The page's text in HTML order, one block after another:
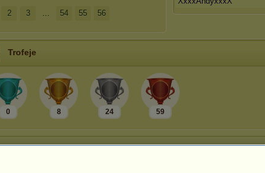
2 3 ... 54 55 56
Trofeje
0 8 24 59